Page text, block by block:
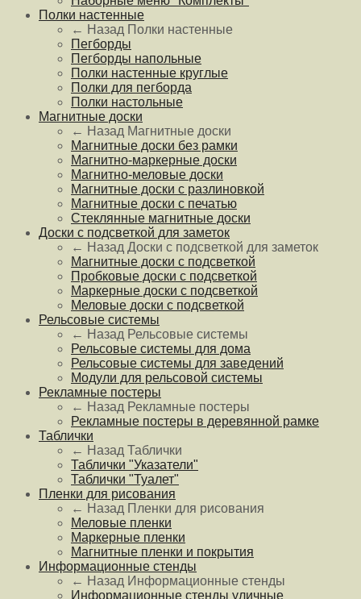
Полки настенные
← Назад Полки настенные
Пегборды
Пегборды напольные
Полки настенные круглые
Полки для пегборда
Полки настольные
Магнитные доски
← Назад Магнитные доски
Магнитные доски без рамки
Магнитно-маркерные доски
Магнитно-меловые доски
Магнитные доски с разлиновкой
Магнитные доски с печатью
Стеклянные магнитные доски
Доски с подсветкой для заметок
← Назад Доски с подсветкой для заметок
Магнитные доски с подсветкой
Пробковые доски с подсветкой
Маркерные доски с подсветкой
Меловые доски с подсветкой
Рельсовые системы
← Назад Рельсовые системы
Рельсовые системы для дома
Рельсовые системы для заведений
Модули для рельсовой системы
Рекламные постеры
← Назад Рекламные постеры
Рекламные постеры в деревянной рамке
Таблички
← Назад Таблички
Таблички "Указатели"
Таблички "Туалет"
Пленки для рисования
← Назад Пленки для рисования
Меловые пленки
Маркерные пленки
Магнитные пленки и покрытия
Информационные стенды
← Назад Информационные стенды
Информационные стенды уличные